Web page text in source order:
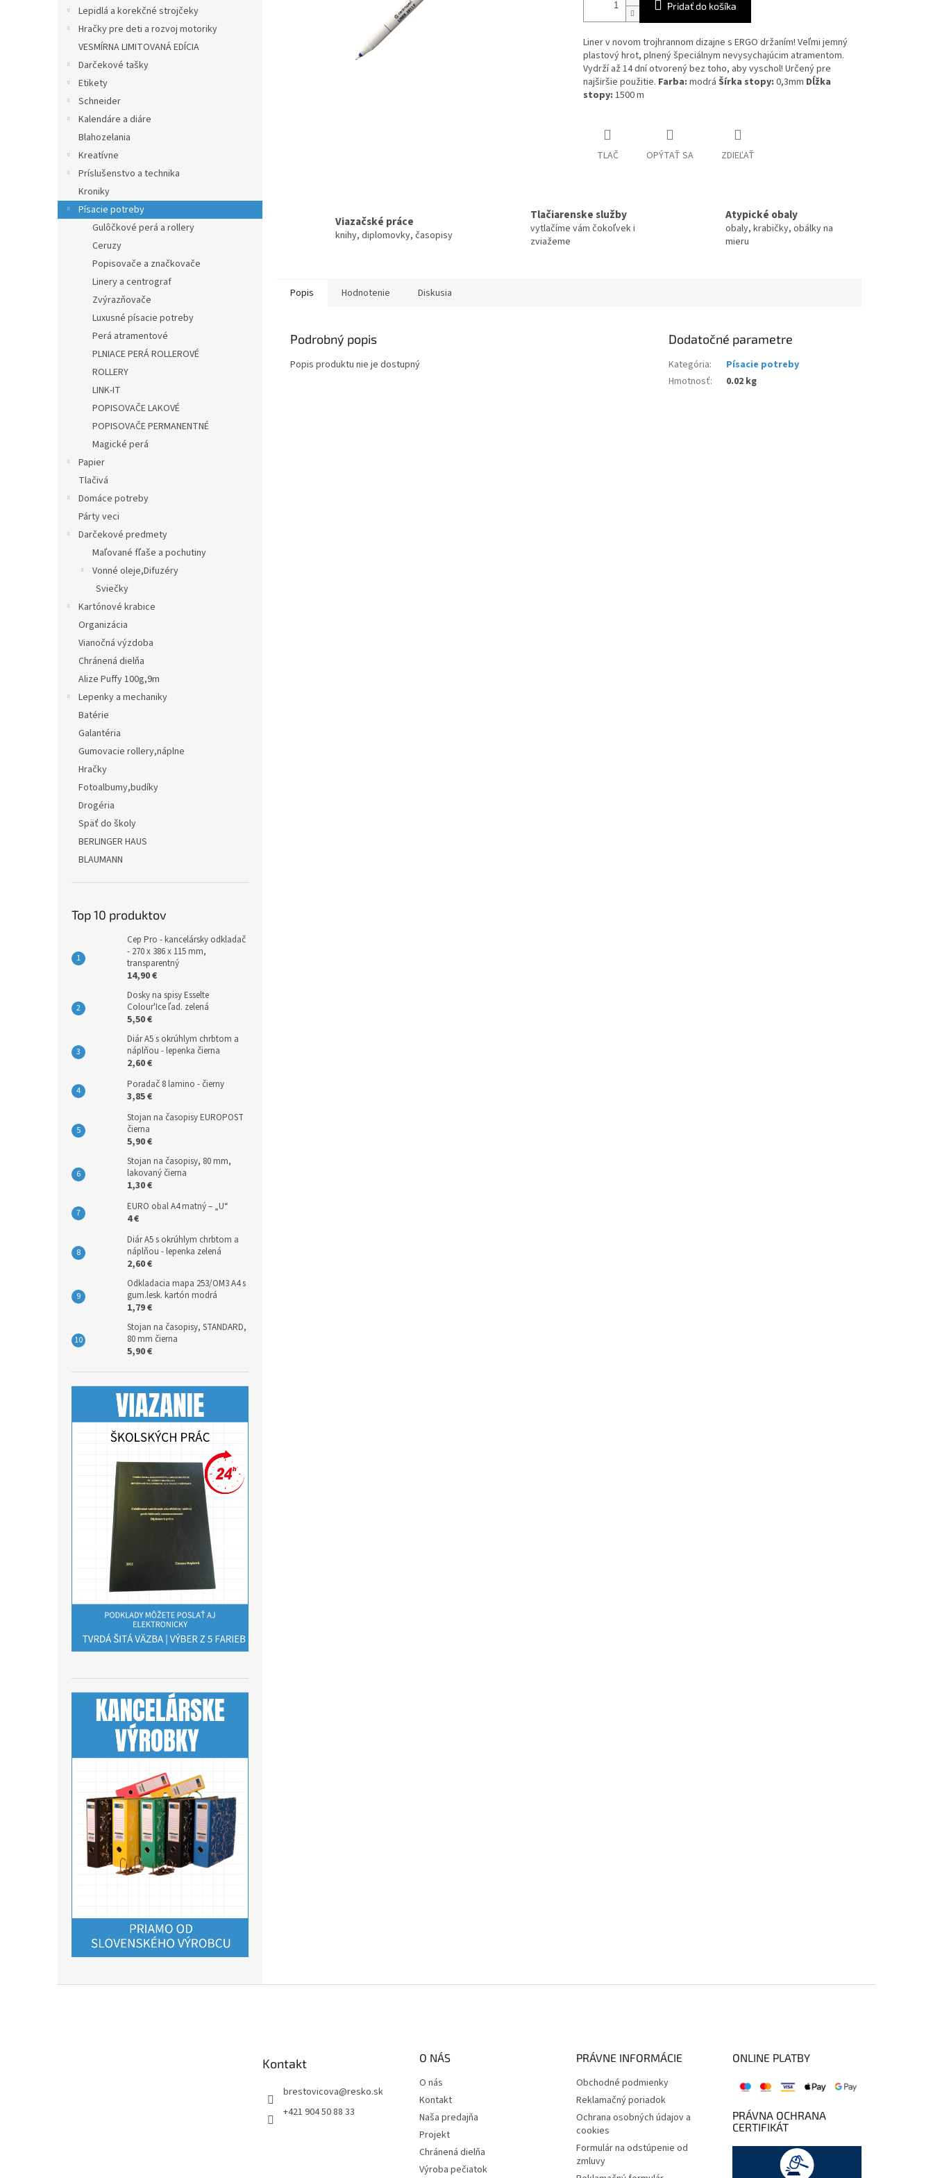
Lepidlá a korekčné strojčeky
Hračky pre deti a rozvoj motoriky
VESMÍRNA LIMITOVANÁ EDÍCIA
Darčekové tašky
Etikety
Schneider
Kalendáre a diáre
Blahozelania
Kreatívne
Príslušenstvo a technika
Kroniky
Písacie potreby
Gulôčkové perá a rollery
Ceruzy
Popisovače a značkovače
Linery a centrograf
Zvýrazňovače
Luxusné písacie potreby
Perá atramentové
PLNIACE PERÁ ROLLEROVÉ
ROLLERY
LINK-IT
POPISOVAČE LAKOVÉ
POPISOVAČE PERMANENTNÉ
Magické perá
Papier
Tlačivá
Domáce potreby
Párty veci
Darčekové predmety
Maľované fľaše a pochutiny
Vonné oleje,Difuzéry
Sviečky
Kartónové krabice
Organizácia
Vianočná výzdoba
Chránená dielňa
Alize Puffy 100g,9m
Lepenky a mechaniky
Batérie
Galantéria
Gumovacie rollery,náplne
Hračky
Fotoalbumy,budíky
Drogéria
Späť do školy
BERLINGER HAUS
BLAUMANN
Top 10 produktov
Cep Pro - kancelársky odkladač
- 270 x 386 x 115 mm,
transparentný
14,90 €
Dosky na spisy Esselte
Colour'Ice ľad. zelená
5,50 €
Diár A5 s okrúhlym chrbtom a
náplňou - lepenka čierna
2,60 €
Poradač 8 lamino - čierny
3,85 €
Stojan na časopisy EUROPOST
čierna
5,90 €
Stojan na časopisy, 80 mm,
lakovaný čierna
1,30 €
EURO obal A4 matný – „U“
4 €
Diár A5 s okrúhlym chrbtom a
náplňou - lepenka zelená
2,60 €
Odkladacia mapa 253/OM3 A4 s
gum.lesk. kartón modrá
1,79 €
Stojan na časopisy, STANDARD,
80 mm čierna
5,90 €
Pridať do košíka
Liner v novom trojhrannom dizajne s ERGO držaním! Veľmi jemný
plastový hrot, plnený špeciálnym nevysychajúcim atramentom.
Vydrží až 14 dní otvorený bez toho, aby vyschol! Určený pre
najširšie použitie. Farba: modrá Šírka stopy: 0,3mm Dĺžka
stopy: 1500 m
TLAČ OPÝTAŤ SA ZDIEĽAŤ
Viazačské práce
knihy, diplomovky, časopisy
Tlačiarenske služby
vytlačíme vám čokoľvek i
zviažeme
Atypické obaly
obaly, krabičky, obálky na
mieru
Popis Hodnotenie Diskusia
Podrobný popis
Popis produktu nie je dostupný
Dodatočné parametre
Kategória:
Písacie potreby
Hmotnosť: 0.02 kg
Kontakt
brestovicova@resko.sk
+421 904 50 88 33
O NÁS
O nás
Kontakt
Naša predajňa
Projekt
Chránená dielňa
Výroba pečiatok
PRÁVNE INFORMÁCIE
Obchodné podmienky
Reklamačný poriadok
Ochrana osobných údajov a
cookies
Formulár na odstúpenie od
zmluvy
ONLINE PLATBY
PRÁVNA OCHRANA
CERTIFIKÁT